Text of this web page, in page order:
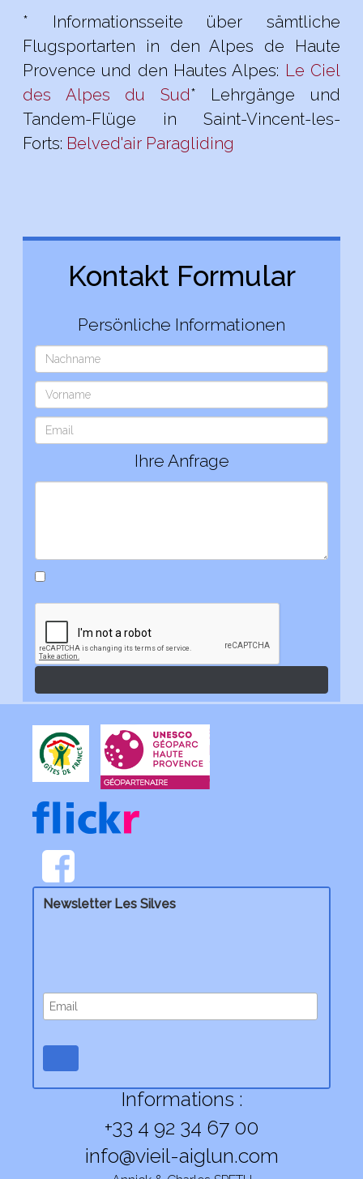
* Informationsseite über sämtliche
Flugsportarten in den Alpes de Haute
Provence und den Hautes Alpes: Le Ciel
des Alpes du Sud* Lehrgänge und
Tandem-Flüge in Saint-Vincent-les-
Forts: Belved'air Paragliding
Kontakt Formular
Persönliche Informationen
Ihre Anfrage
Newsletter Les Silves
Informations :
+33 4 92 34 67 00
info@vieil-aiglun.com